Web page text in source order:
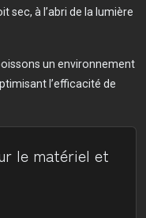
sec, à l’abri de la lumière
un environnement
l’efficacité de
le matériel et